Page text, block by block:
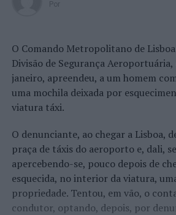
Por
O Comando Metropolitano de Lisboa
Divisão de Segurança Aeroportuária,
janeiro, apreendeu, a um homem
uma mochila deixada por
viatura táxi.
O denunciante, ao chegar a Lisboa,
praça de táxis do aeroporto e, dali,
apercebendo-se, pouco depois de
esquecida, no interior da viatura,
propriedade. Tentou, em vão, o
condutor, optando, depois, por